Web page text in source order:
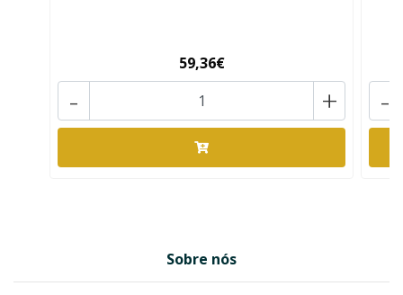
59,36€
+
- -
Sobre nós